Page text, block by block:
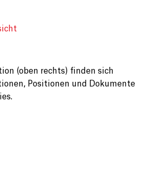
(oben rechts) finden sich
Positionen und Dokumente